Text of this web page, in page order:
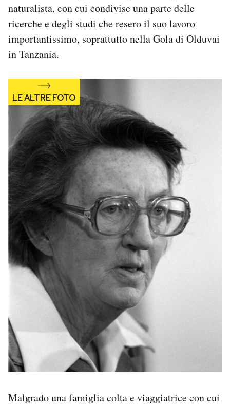
Notifiche mobile
Regala il Post
Hai bisogno di aiuto?
Esci
naturalista, con cui condivise una parte delle
ricerche e degli studi che resero il suo lavoro
importantissimo, soprattutto nella Gola di Olduvai
in Tanzania.
Malgrado una famiglia colta e viaggiatrice con cui